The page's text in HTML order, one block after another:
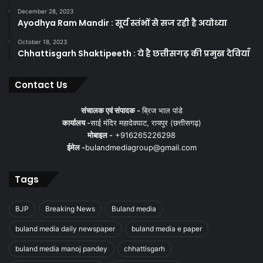
खंडोबा के संबंध में यह भी कहा जाता है कि खंडोबा की उपासना कर्णाटक से
के प्रतीक हैं।Khandoba Templeकर्णाटक में खंडोबा मल्लारी, मल्लारि
मार्तंड, मैलार आदि नाम से जाने जाते हैं। वहाँ उनके बारह प्रसिद्ध स्थान बताए जाते
हैं।
मद्रास
के उपनगर ‘मैलापुर’ के संबंध में कहा जाता है कि मूलत: उसका नाम
December 28, 2023
Ayodhya Ram Mandir : सूर्य स्तंभों से सज रही है अयोध्या
October 18, 2023
Chhattisgarh Shaktipeeth : ये है छत्तीसगढ़ की प्रमुख देवियाँ
Contact Us
संचालक एवं संपादक -ब्रिज भाल पांडे
कार्यालय -साई मंदिर महादेवघाट, रायपुर (छत्तीसगढ़)
मोबाइल - +916265226298
ईमेल -bulandmediagroup@gmail.com
Tags
BJP Breaking News Buland media
buland media daily newspaper buland media e paper
buland media manoj pandey chhattisgarh